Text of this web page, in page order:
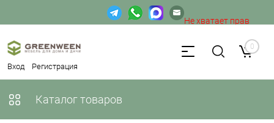
Вход Регистрация
Не хватает прав
доступа к веб-форме. 0
Каталог товаров